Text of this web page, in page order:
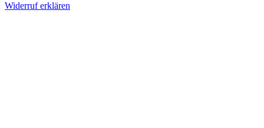
Widerruf erklären